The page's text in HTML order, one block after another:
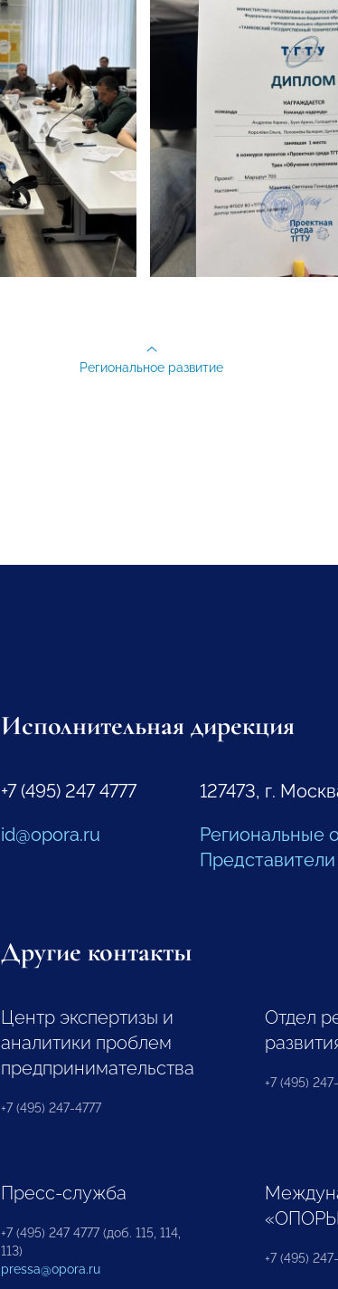
Региональное развитие
Исполнительная дирекция
+7 (495) 247 4777
id@opora.ru
127473, г.
Региональные
Другие контакты
Центр экспертизы и
аналитики проблем
предпринимательства
+7 (495) 247-4777
Отдел
+7 (495)
Пресс-служба
+7 (495) 247 4777 (доб. 115, 114,
113)
pressa@opora.ru
+7 (495)